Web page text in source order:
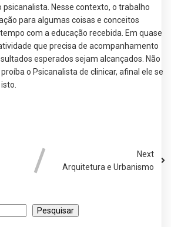
Nesse contexto, o trabalho
para algumas coisas e conceitos
com a educação recebida. Em quase
que precisa de acompanhamento
esperados sejam alcançados. Não
o Psicanalista de clinicar, afinal ele se
Next
Arquitetura e Urbanismo
Pesquisar